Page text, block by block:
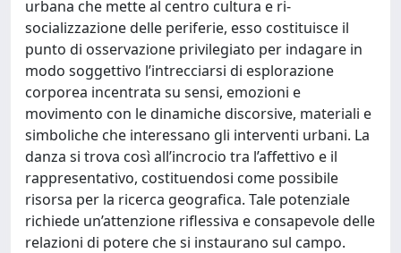
urbana che mette al centro cultura e ri-
socializzazione delle periferie, esso costituisce il
punto di osservazione privilegiato per indagare in
modo soggettivo l’intrecciarsi di esplorazione
corporea incentrata su sensi, emozioni e
movimento con le dinamiche discorsive, materiali e
simboliche che interessano gli interventi urbani. La
danza si trova così all’incrocio tra l’affettivo e il
rappresentativo, costituendosi come possibile
risorsa per la ricerca geografica. Tale potenziale
richiede un’attenzione riflessiva e consapevole delle
relazioni di potere che si instaurano sul campo.